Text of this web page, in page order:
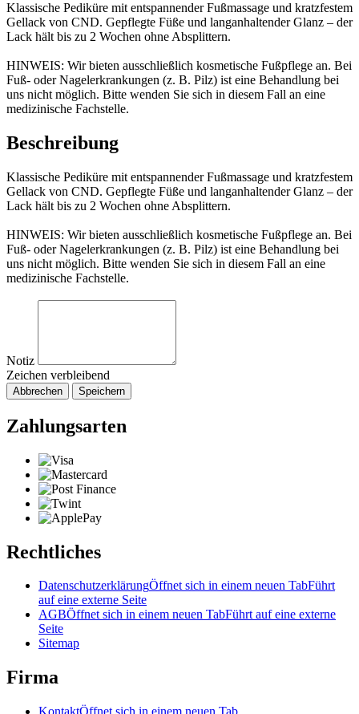
Klassische Pediküre mit entspannender Fußmassage und kratzfestem
Gellack von CND. Gepflegte Füße und langanhaltender Glanz – der
Lack hält bis zu 2 Wochen ohne Absplittern.
HINWEIS: Wir bieten ausschließlich kosmetische Fußpflege an. Bei
Fuß- oder Nagelerkrankungen (z. B. Pilz) ist eine Behandlung bei
uns nicht möglich. Bitte wenden Sie sich in diesem Fall an eine
medizinische Fachstelle.
Beschreibung
Klassische Pediküre mit entspannender Fußmassage und kratzfestem
Gellack von CND. Gepflegte Füße und langanhaltender Glanz – der
Lack hält bis zu 2 Wochen ohne Absplittern.
HINWEIS: Wir bieten ausschließlich kosmetische Fußpflege an. Bei
Fuß- oder Nagelerkrankungen (z. B. Pilz) ist eine Behandlung bei
uns nicht möglich. Bitte wenden Sie sich in diesem Fall an eine
medizinische Fachstelle.
Notiz
Zeichen verbleibend
Abbrechen Speichern
Zahlungsarten
Rechtliches
DatenschutzerklärungÖffnet sich in einem neuen TabFührt
auf eine externe Seite
AGBÖffnet sich in einem neuen TabFührt auf eine externe
Seite
Sitemap
Firma